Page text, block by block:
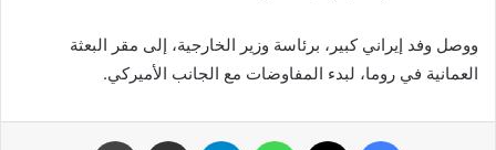
ووصل وفد إيراني كبير، برئاسة وزير الخارجية، إلى مقر البعثة
العمانية في روما، لبدء المفاوضات مع الجانب الأميركي.
فيسبوك واتساب تيلقرام مشاركة عبر البريد